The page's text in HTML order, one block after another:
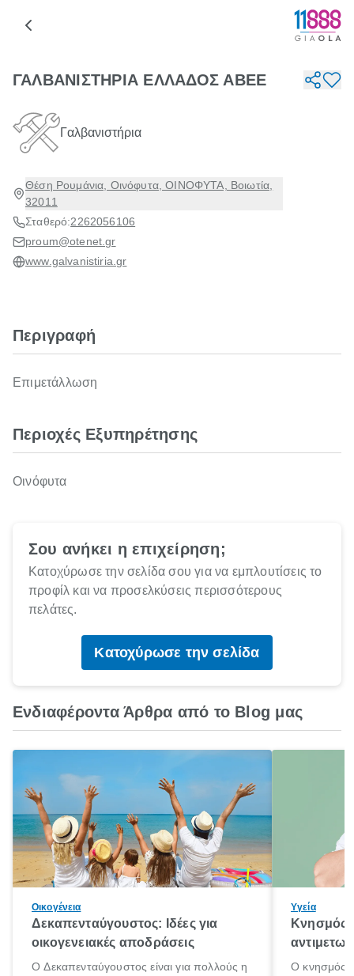
ΓΑΛΒΑΝΙΣΤΗΡΙΑ ΕΛΛΑΔΟΣ ΑΒΕΕ
Γαλβανιστήρια
Θέση Ρουμάνια, Οινόφυτα, ΟΙΝΟΦΥΤΑ, Βοιωτία,
32011
Σταθερό:2262056106
proum@otenet.gr
www.galvanistiria.gr
Περιγραφή
Επιμετάλλωση
Περιοχές Εξυπηρέτησης
Οινόφυτα
Σου ανήκει η επιχείρηση;
Κατοχύρωσε την σελίδα σου για να εμπλουτίσεις το
προφίλ και να προσελκύσεις περισσότερους
πελάτες.
Κατοχύρωσε την σελίδα
Ενδιαφέροντα Άρθρα από το Blog μας
Οικογένεια
Δεκαπενταύγουστος: Ιδέες για
οικογενειακές αποδράσεις
Ο Δεκαπενταύγουστος είναι για πολλούς η
Υγεία
Κνησμός:
Ο κνησμός